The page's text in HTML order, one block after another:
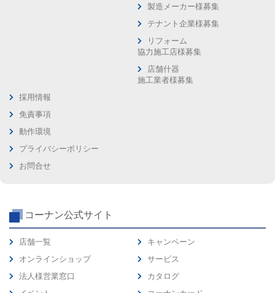
製造メーカー様募集
テナント企業様募集
リフォーム
協力施工店様募集
店舗什器
施工業者様募集
採用情報
免責事項
動作環境
プライバシーポリシー
お問合せ
コーナン公式サイト
店舗一覧
オンラインショップ
法人様営業窓口
キャンペーン
サービス
カタログ